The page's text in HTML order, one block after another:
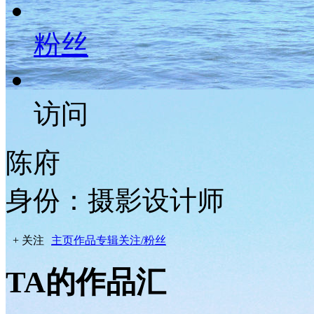
粉丝
访问
陈府
身份：摄影设计师
+ 关注 主页作品专辑关注/粉丝
TA的作品汇